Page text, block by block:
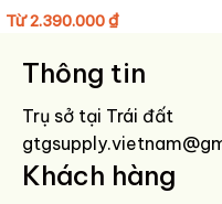
Tránh phơi nắng hoặc giặt
Từ2.390.000₫
Thông tin
Trụ sở tại Trái đất
Khách hàng